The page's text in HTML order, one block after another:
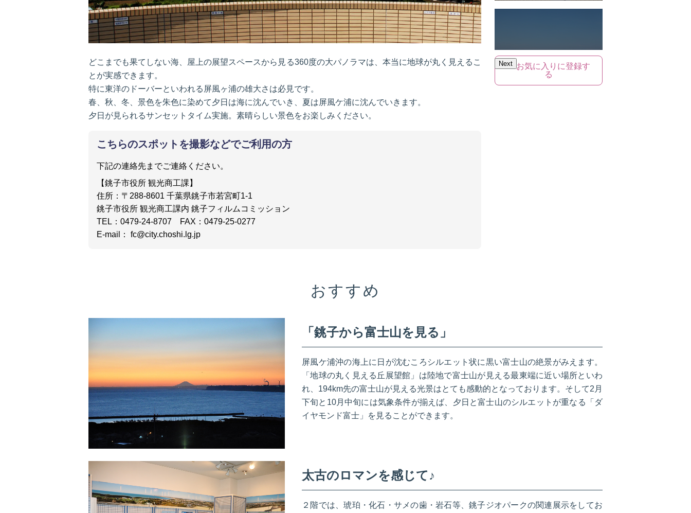
Next
どこまでも果てしない海、屋上の展望スペースから見る360度の大パノラマは、本当に地球が丸く見えるこ
とが実感できます。
特に東洋のドーバーといわれる屏風ヶ浦の雄大さは必見です。
春、秋、冬、景色を朱色に染めて夕日は海に沈んでいき、夏は屏風ケ浦に沈んでいきます。
夕日が見られるサンセットタイム実施。素晴らしい景色をお楽しみください。
こちらのスポットを撮影などでご利用の方
下記の連絡先までご連絡ください。
【銚子市役所 観光商工課】
住所：〒288-8601 千葉県銚子市若宮町1-1
銚子市役所 観光商工課内 銚子フィルムコミッション
TEL：0479-24-8707 FAX：0479-25-0277
E-mail： fc@city.choshi.lg.jp
お気に入りに登録す
る
おすすめ
「銚子から富士山を見る」
屏風ケ浦沖の海上に日が沈むころシルエット状に黒い富士山の絶景がみえます。
「地球の丸く見える丘展望館」は陸地で富士山が見える最東端に近い場所といわ
れ、194km先の富士山が見える光景はとても感動的となっております。そして2月
下旬と10月中旬には気象条件が揃えば、夕日と富士山のシルエットが重なる「ダ
イヤモンド富士」を見ることができます。
太古のロマンを感じて♪
２階では、琥珀・化石・サメの歯・岩石等、銚子ジオパークの関連展示をしてお